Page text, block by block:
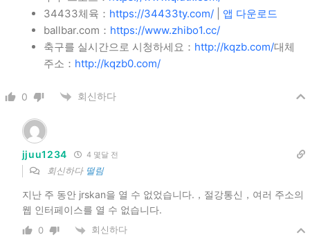
34433체육： https://34433ty.com/| 앱 다운로드
ballbar.com： https://www.zhibo1.cc/
축구를 실시간으로 시청하세요： http://kqzb.com/대체
주소： http://kqzb0.com/
0 회신하다
jjuu1234 4 몇달 전
회신하다 떨림
지난 주 동안 jrskan을 ​​열 수 없었습니다.，절강통신，여러 주소의
웹 인터페이스를 열 수 없습니다.
0 회신하다